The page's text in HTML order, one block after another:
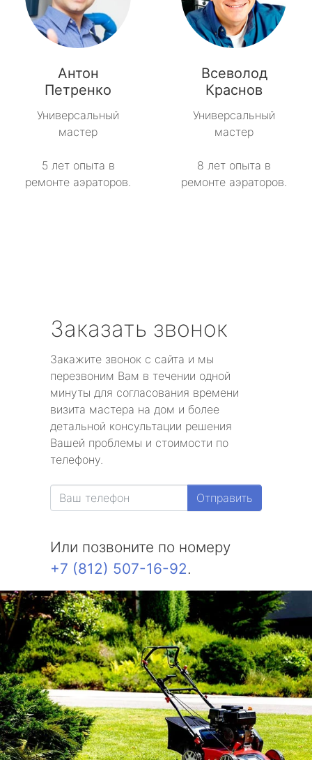
Янино-1
Антон
Петренко
Универсальный
мастер
5 лет опыта в
ремонте аэраторов.
Всеволод
Краснов
Универсальный
мастер
8 лет опыта в
ремонте аэраторов.
Заказать звонок
Закажите звонок с сайта и мы
перезвоним Вам в течении одной
минуты для согласования времени
визита мастера на дом и более
детальной консультации решения
Вашей проблемы и стоимости по
телефону.
Отправить
Или позвоните по номеру
+7 (812) 507-16-92.